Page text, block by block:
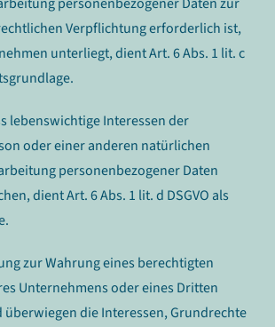
Verpflichtung erforderlich ist,
unterliegt, dient Art. 6 Abs. 1 lit. c
lebenswichtige Interessen der
oder einer anderen natürlichen
personenbezogener Daten
dient Art. 6 Abs. 1 lit. d DSGVO als
zur Wahrung eines berechtigten
Unternehmens oder eines Dritten
die Interessen, Grundrechte